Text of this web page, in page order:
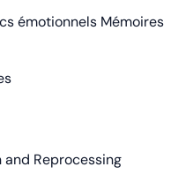
émotionnels Mémoires
and Reprocessing